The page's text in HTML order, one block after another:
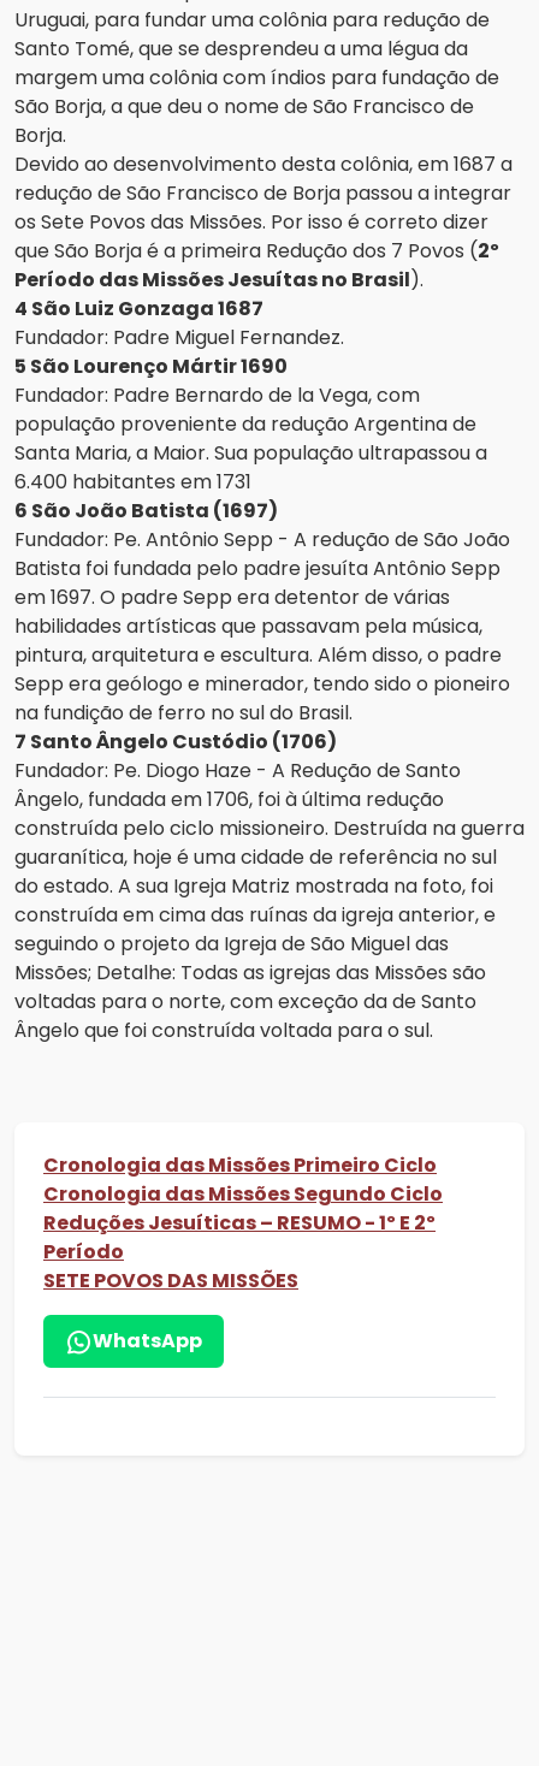
Uruguai, para fundar uma colônia para redução de
Santo Tomé, que se desprendeu a uma légua da
margem uma colônia com índios para fundação de
São Borja, a que deu o nome de São Francisco de
Borja.
Devido ao desenvolvimento desta colônia, em 1687 a
redução de São Francisco de Borja passou a integrar
os Sete Povos das Missões. Por isso é correto dizer
que São Borja é a primeira Redução dos 7 Povos (2º
Período das Missões Jesuítas no Brasil).
4 São Luiz Gonzaga 1687
Fundador: Padre Miguel Fernandez.
5 São Lourenço Mártir 1690
Fundador: Padre Bernardo de la Vega, com
população proveniente da redução Argentina de
Santa Maria, a Maior. Sua população ultrapassou a
6.400 habitantes em 1731
6 São João Batista (1697)
Fundador: Pe. Antônio Sepp - A redução de São João
Batista foi fundada pelo padre jesuíta Antônio Sepp
em 1697. O padre Sepp era detentor de várias
habilidades artísticas que passavam pela música,
pintura, arquitetura e escultura. Além disso, o padre
Sepp era geólogo e minerador, tendo sido o pioneiro
na fundição de ferro no sul do Brasil.
7 Santo Ângelo Custódio (1706)
Fundador: Pe. Diogo Haze - A Redução de Santo
Ângelo, fundada em 1706, foi à última redução
construída pelo ciclo missioneiro. Destruída na guerra
guaranítica, hoje é uma cidade de referência no sul
do estado. A sua Igreja Matriz mostrada na foto, foi
construída em cima das ruínas da igreja anterior, e
seguindo o projeto da Igreja de São Miguel das
Missões; Detalhe: Todas as igrejas das Missões são
voltadas para o norte, com exceção da de Santo
Ângelo que foi construída voltada para o sul.
Cronologia das Missões Primeiro Ciclo
Cronologia das Missões Segundo Ciclo
Reduções Jesuíticas – RESUMO - 1º E 2º
Período
SETE POVOS DAS MISSÕES
WhatsApp